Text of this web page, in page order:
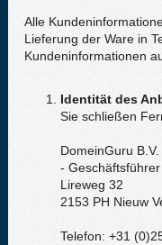
Alle
Lieferung der Ware in
Kundeninformationen
Identität des
Sie schließen
DomeinGuru B.V.
-
Lireweg 32
2153 PH Nieuw
Telefon: +31